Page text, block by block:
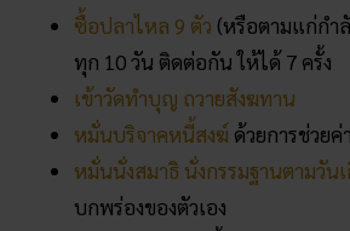
คิดดี ทำดีมีจิตใจยิ้มแย้มเบิกบาน!
ปรับเปลี่ยนตัวเองด้วย 9 สิ่งที่ต้อง
แล้วชีวิตจะดีขึ้น!
สรุปส่งท้าย
ใครที่อยู่ใน ราศีคนดวงแข็ง ก็ไม่ได้แปลว่